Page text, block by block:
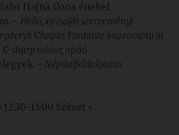
Hajna Ilona énekel
– Hello, xy (saját szerzemény)
Chopin: Fantaisie impromptu in
C-sharp minor, op.66
– Népdalfeldolgozás
12:30–13:00 Szünet ▪